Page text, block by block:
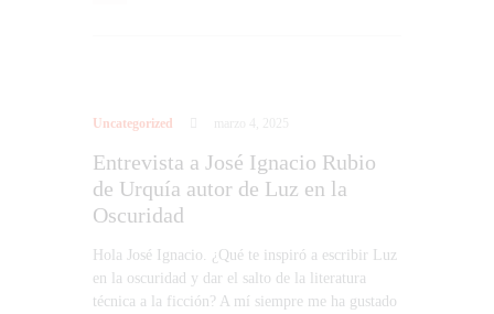
Uncategorized
Entrevista a José Ignacio Rubio
de Urquía autor de Luz en la
Oscuridad
Hola José Ignacio. ¿Qué te inspiró a escribir Luz
en la oscuridad y dar el salto de la literatura
técnica a la ficción? A mí siempre me ha gustado